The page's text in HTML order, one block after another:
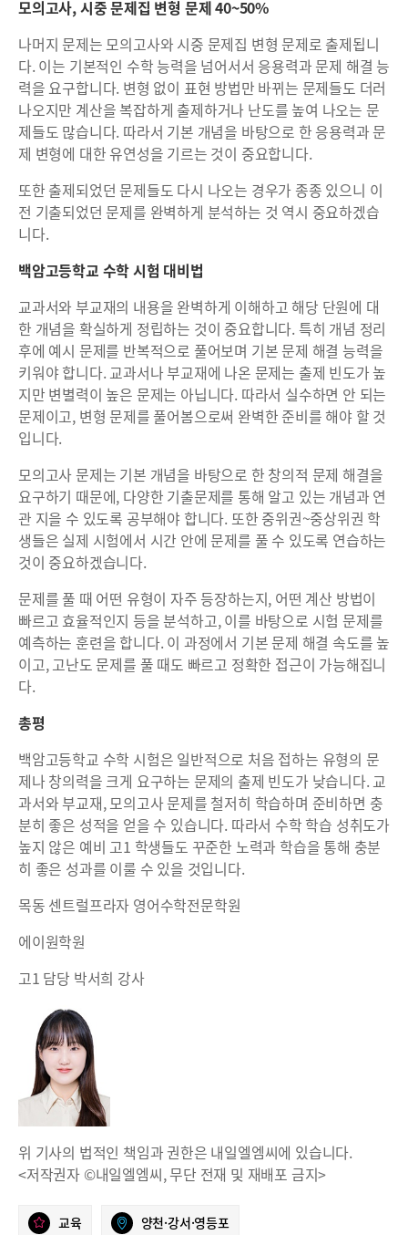
모의고사, 시중 문제집 변형 문제 40~50%
나머지 문제는 모의고사와 시중 문제집 변형 문제로 출제됩니
다. 이는 기본적인 수학 능력을 넘어서서 응용력과 문제 해결 능
력을 요구합니다. 변형 없이 표현 방법만 바뀌는 문제들도 더러
나오지만 계산을 복잡하게 출제하거나 난도를 높여 나오는 문
제들도 많습니다. 따라서 기본 개념을 바탕으로 한 응용력과 문
제 변형에 대한 유연성을 기르는 것이 중요합니다.
또한 출제되었던 문제들도 다시 나오는 경우가 종종 있으니 이
전 기출되었던 문제를 완벽하게 분석하는 것 역시 중요하겠습
니다.
백암고등학교 수학 시험 대비법
교과서와 부교재의 내용을 완벽하게 이해하고 해당 단원에 대
한 개념을 확실하게 정립하는 것이 중요합니다. 특히 개념 정리
후에 예시 문제를 반복적으로 풀어보며 기본 문제 해결 능력을
키워야 합니다. 교과서나 부교재에 나온 문제는 출제 빈도가 높
지만 변별력이 높은 문제는 아닙니다. 따라서 실수하면 안 되는
문제이고, 변형 문제를 풀어봄으로써 완벽한 준비를 해야 할 것
입니다.
모의고사 문제는 기본 개념을 바탕으로 한 창의적 문제 해결을
요구하기 때문에, 다양한 기출문제를 통해 알고 있는 개념과 연
관 지을 수 있도록 공부해야 합니다. 또한 중위권~중상위권 학
생들은 실제 시험에서 시간 안에 문제를 풀 수 있도록 연습하는
것이 중요하겠습니다.
문제를 풀 때 어떤 유형이 자주 등장하는지, 어떤 계산 방법이
빠르고 효율적인지 등을 분석하고, 이를 바탕으로 시험 문제를
예측하는 훈련을 합니다. 이 과정에서 기본 문제 해결 속도를 높
이고, 고난도 문제를 풀 때도 빠르고 정확한 접근이 가능해집니
다.
총평
백암고등학교 수학 시험은 일반적으로 처음 접하는 유형의 문
제나 창의력을 크게 요구하는 문제의 출제 빈도가 낮습니다. 교
과서와 부교재, 모의고사 문제를 철저히 학습하며 준비하면 충
분히 좋은 성적을 얻을 수 있습니다. 따라서 수학 학습 성취도가
높지 않은 예비 고1 학생들도 꾸준한 노력과 학습을 통해 충분
히 좋은 성과를 이룰 수 있을 것입니다.
목동 센트럴프라자 영어수학전문학원
에이원학원
고1 담당 박서희 강사
위 기사의 법적인 책임과 권한은 내일엘엠씨에 있습니다.
<저작권자 ©내일엘엠씨, 무단 전재 및 재배포 금지>
교육 양천·강서·영등포